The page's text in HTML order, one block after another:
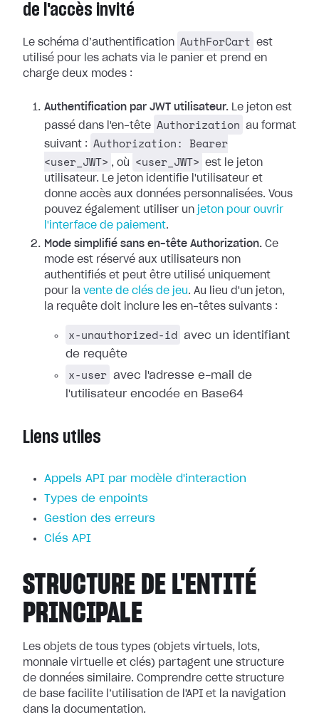
de l'accès invité
Le schéma d’authentification AuthForCart
est
utilisé pour les achats via le panier et prend en
charge deux modes :
Authentification par JWT utilisateur. Le jeton est
passé dans l'en-tête Authorization
au format
suivant :
Authorization: Bearer
<user_JWT> , où <user_JWT>
est le jeton
utilisateur. Le jeton identifie l'utilisateur et
donne accès aux données personnalisées. Vous
pouvez également utiliser un jeton pour ouvrir
l'interface de paiement.
Mode simplifié sans en-tête Authorization. Ce
mode est réservé aux utilisateurs non
authentifiés et peut être utilisé uniquement
pour la vente de clés de jeu . Au lieu d'un jeton,
la requête doit inclure les en-têtes suivants :
x-unauthorized-id avec un identifiant
de requête
x-user avec l'adresse e-mail de
l'utilisateur encodée en Base64
Liens utiles
Appels API par modèle d'interaction
Types de enpoints
Gestion des erreurs
Clés API
STRUCTURE DE L'ENTITÉ
PRINCIPALE
Les objets de tous types (objets virtuels, lots,
monnaie virtuelle et clés) partagent une structure
de données similaire. Comprendre cette structure
de base facilite l’utilisation de l'API et la navigation
dans la documentation.